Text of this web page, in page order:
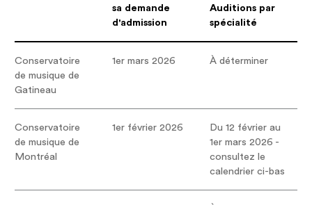
sa demande
d'admission
Auditions par
spécialité
Conservatoire
de musique de
Gatineau
1er mars 2026 À déterminer
Conservatoire
de musique de
Montréal
1er février 2026
Du 12 février au
1er mars 2026 -
consultez le
calendrier ci-bas